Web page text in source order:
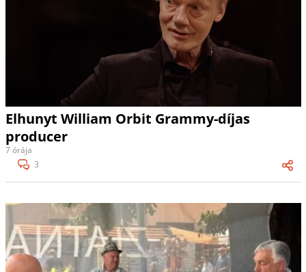
Elhunyt William Orbit Grammy-díjas
producer
7 órája
3